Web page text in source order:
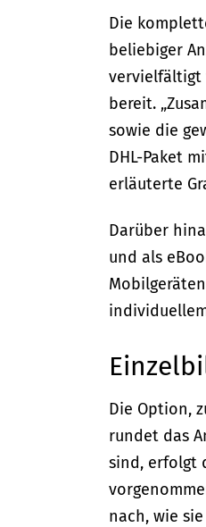
Die
beliebiger
vervielfältigt
bereit.
sowie die
DHL-Paket
erläuterte
Darüber
und als
Die Option,
rundet das
sind, erfolgt
nach, wie